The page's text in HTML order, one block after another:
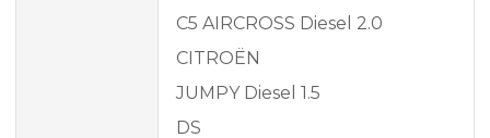
C5 AIRCROSS Diesel 2.0
CITROËN
JUMPY Diesel 1.5
DS